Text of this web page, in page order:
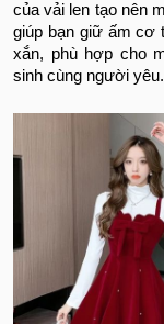
của vải len tạo nên
giúp bạn giữ ấm cơ
xắn, phù hợp cho
sinh cùng người yêu.